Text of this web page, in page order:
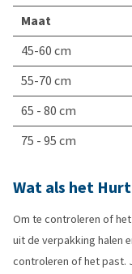
Maat
45-60 cm
55-70 cm
65 - 80 cm
75 - 95 cm
Wat als het
Om te controleren of
uit de verpakking halen
controleren of het past.